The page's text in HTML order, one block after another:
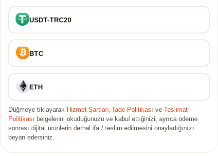
USDT-TRC20
BTC
ETH
Düğmeye tıklayarak Hizmet Şartları, İade Politikası ve
Teslimat
Politikası belgelerini okuduğunuzu ve kabul ettiğinizi, ayrıca ödeme
sonrası dijital ürünlerin derhal ifa / teslim edilmesini onayladığınızı
beyan edersiniz.